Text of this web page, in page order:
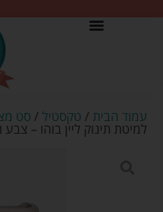
עמוד הבית / טקסטיל / סט
למיטת תינוק ליין בוהו – צבע